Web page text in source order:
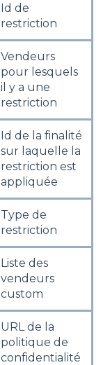
Id de
restriction
Vendeurs
pour lesquels
il y a une
restriction
Id de la finalité
sur laquelle la
restriction est
appliquée
Type de
restriction
Liste des
vendeurs
custom
URL de la
politique de
confidentialité